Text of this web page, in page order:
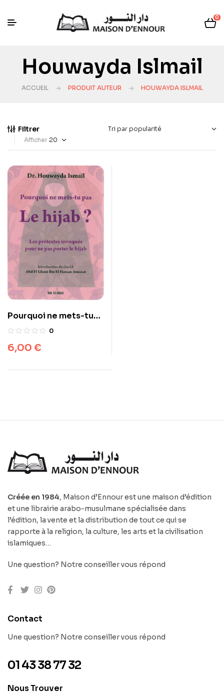
0
Houwayda Islmail
ACCUEIL PRODUIT AUTEUR HOUWAYDA ISLMAIL
Filtrer
Afficher
Pourquoi ne mets-tu
pas le hijab ?
0
6,00 €
Créée en 1984, Maison d’Ennour est une maison d’édition
et une librairie arabo-musulmane spécialisée dans
l’édition, la vente et la distribution de tout ce qui se
rapporte à la religion, la culture, les arts et la civilisation
islamiques…
Une question? Notre conseiller vous répond
Contact
Une question? Notre conseiller vous répond
01 43 38 77 32
Nous Trouver